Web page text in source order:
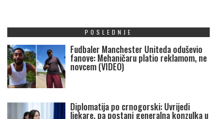
POSLEDNJE
Fudbaler Manchester Uniteda oduševio
fanove: Mehaničaru platio reklamom, ne
novcem (VIDEO)
Diplomatija po crnogorski: Uvrijedi
ljekare, pa postani generalna konzulka u